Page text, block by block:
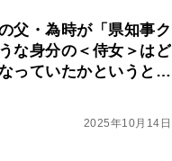
父・為時が「県知事ク
な身分の＜侍女＞はど
っていたかというと…
2025年10月14日